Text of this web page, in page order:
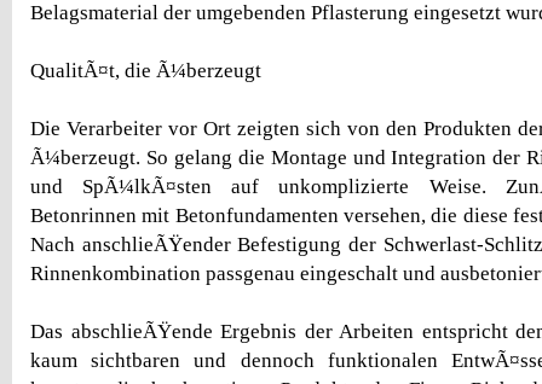
Belagsmaterial der umgebenden Pflasterung eingesetzt
QualitÃ¤t, die Ã¼berzeugt
Die Verarbeiter vor Ort zeigten sich von den Produkten
Ã¼berzeugt. So gelang die Montage und Integration der
und SpÃ¼lkÃ¤sten auf unkomplizierte Weise.
Betonrinnen mit Betonfundamenten versehen, die diese
Nach anschlieÃŸender Befestigung der Schwerlast-
Rinnenkombination passgenau eingeschalt und
Das abschlieÃŸende Ergebnis der Arbeiten entspricht
kaum sichtbaren und dennoch funktionalen